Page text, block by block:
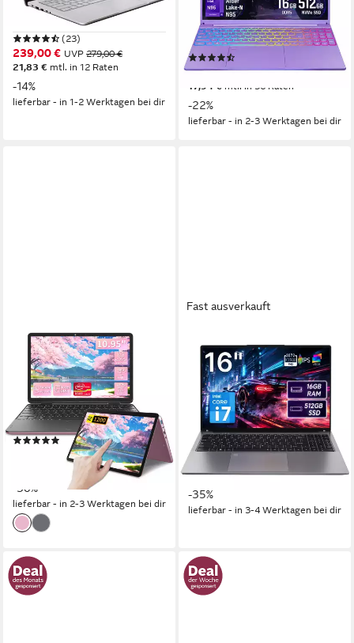
Intel N-Reihe Prozessor
UHD Graphics
Grafikkarte
(23)
239,00 € UVP 279,00 €
21,83 € mtl. in 12 Raten
-14%
lieferbar - in 1-2 Werktagen bei dir
16 Zoll Bildschirmdiagonale
Intel Alder Lake-N Prozessor
16 GB Arbeitsspeicher
499,99 € UVP642,00 €
17,94 € mtl. in 36 Raten
-22%
lieferbar - in 2-3 Werktagen bei dir
LONGEVINCE
2-in-1 Touchscreen Laptop
10,95", 16GB RAM Notebook
10,95 Zoll Bildschirmdiagonale
16 GB Arbeitsspeicher
256 GB Speicherkapazität
(1)
UVP686,99 €
mtl. in 36 Raten
-30%
lieferbar - in 2-3 Werktagen bei dir
Fast ausverkauft
Intel Core i7 Laptop 16 Zoll
3K-Display 16GB RAM 512GB
SSD Notebook
16 Zoll Bildschirmdiagonale
16 GB
Arbeitsspeicher
512 GB Speicherkapazität
629,99 €
969,99 €
18,29 €mtl. in 48 Raten
-35%
lieferbar - in 3-4 Werktagen bei dir